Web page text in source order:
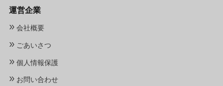
運営企業
» 会社概要
» ごあいさつ
» 個人情報保護
» お問い合わせ